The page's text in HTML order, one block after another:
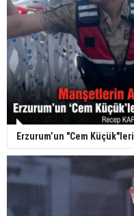
Erzurum’un "Cem Küçük"leri